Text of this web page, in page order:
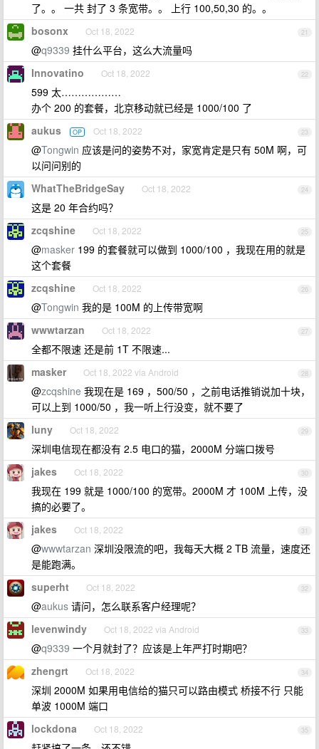
了。。 一共 封了 3 条宽带。。 上行 100,50,30 的。。
21
bosonx Oct 18, 2022
@q9339 挂什么平台，这么大流量吗
22
Innovatino Oct 18, 2022
599 太………………
办个 200 的套餐，北京移动就已经是 1000/100 了
23
aukus OP Oct 18, 2022
@Tongwin 应该是问的姿势不对，家宽肯定是只有 50M 啊，可
以问问别的
24
WhatTheBridgeSay Oct 18, 2022
这是 20 年合约吗？
25
zcqshine Oct 18, 2022
@masker 199 的套餐就可以做到 1000/100 ，我现在用的就是
这个套餐
26
zcqshine Oct 18, 2022
@Tongwin 我的是 100M 的上传带宽啊
27
wwwtarzan Oct 18, 2022
全都不限速 还是前 1T 不限速...
28
masker Oct 18, 2022 via Android
@zcqshine 我现在是 169 ，500/50 ，之前电话推销说加十块，
可以上到 1000/50 ，我一听上行没变，就不要了
29
luny Oct 18, 2022
深圳电信现在都没有 2.5 电口的猫，2000M 分端口拨号
30
jakes Oct 18, 2022
我现在 199 就是 1000/100 的宽带。2000M 才 100M 上传，没
搞的必要了。
31
jakes Oct 18, 2022
@wwwtarzan 深圳没限流的吧，我每天大概 2 TB 流量，速度还
是能跑满。
32
superht Oct 18, 2022
@aukus 请问，怎么联系客户经理呢？
33
levenwindy Oct 18, 2022 via Android
@q9339 一个月就封了？应该是上年严打时期吧？
34
zhengrt Oct 18, 2022
深圳 2000M 如果用电信给的猫只可以路由模式 桥接不行 只能
单波 1000M 端口
35
lockdona Oct 18, 2022